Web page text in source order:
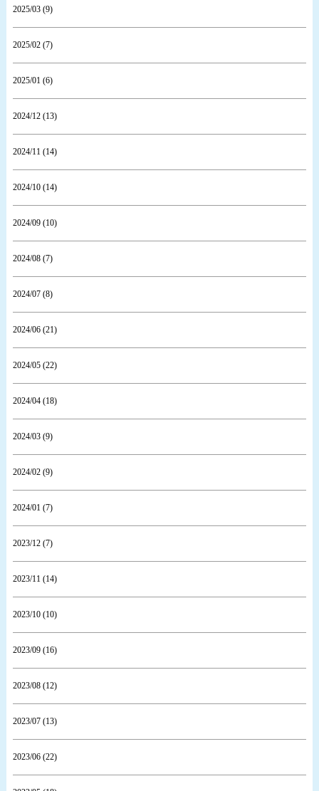
2025/03 (9)
2025/02 (7)
2025/01 (6)
2024/12 (13)
2024/11 (14)
2024/10 (14)
2024/09 (10)
2024/08 (7)
2024/07 (8)
2024/06 (21)
2024/05 (22)
2024/04 (18)
2024/03 (9)
2024/02 (9)
2024/01 (7)
2023/12 (7)
2023/11 (14)
2023/10 (10)
2023/09 (16)
2023/08 (12)
2023/07 (13)
2023/06 (22)